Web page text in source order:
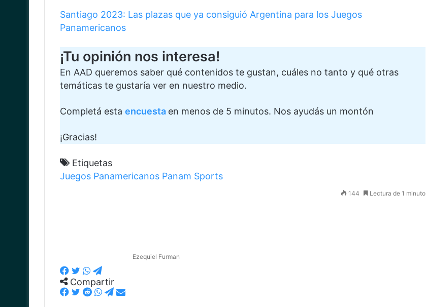
Santiago 2023: Las plazas que ya consiguió Argentina para los Juegos
Panamericanos
¡Tu opinión nos interesa!
En AAD queremos saber qué contenidos te gustan, cuáles no tanto y qué otras
temáticas te gustaría ver en nuestro medio.
Completá esta encuesta en menos de 5 minutos. Nos ayudás un montón
¡Gracias!
Etiquetas
Juegos Panamericanos Panam Sports
Ezequiel Furman
144 Lectura de 1 minuto
Facebook
Twitter
WhatsApp
Telegram
Compartir
Facebook
Twitter
Reddit
WhatsApp
Telegram
Compartir